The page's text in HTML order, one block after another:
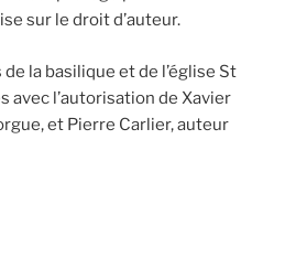
sur le droit d’auteur.
la basilique et de l’église St
avec l’autorisation de Xavier
et Pierre Carlier, auteur